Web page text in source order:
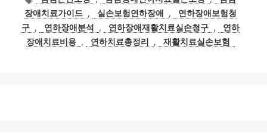
그
장애치료가이드 , 실손보험연하장애 ,
연하장애보험청
구 , 연하장애분석 , 연하장애재활치료실손청구 ,
연하
장애치료비용 , 연하치료총정리 , 재활치료실손보험